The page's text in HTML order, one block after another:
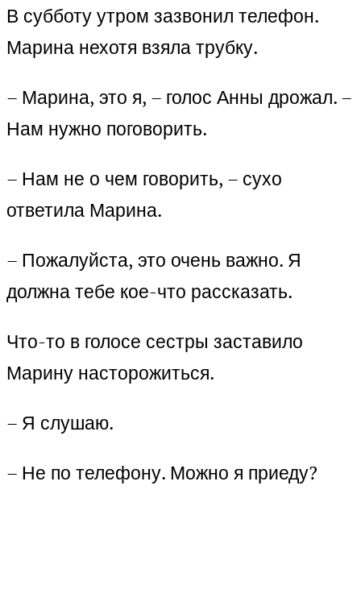
В субботу утром зазвонил телефон.
Марина нехотя взяла трубку.
– Марина, это я, – голос Анны дрожал. –
Нам нужно поговорить.
– Нам не о чем говорить, – сухо
ответила Марина.
– Пожалуйста, это очень важно. Я
должна тебе кое-что рассказать.
Что-то в голосе сестры заставило
Марину насторожиться.
– Я слушаю.
– Не по телефону. Можно я приеду?